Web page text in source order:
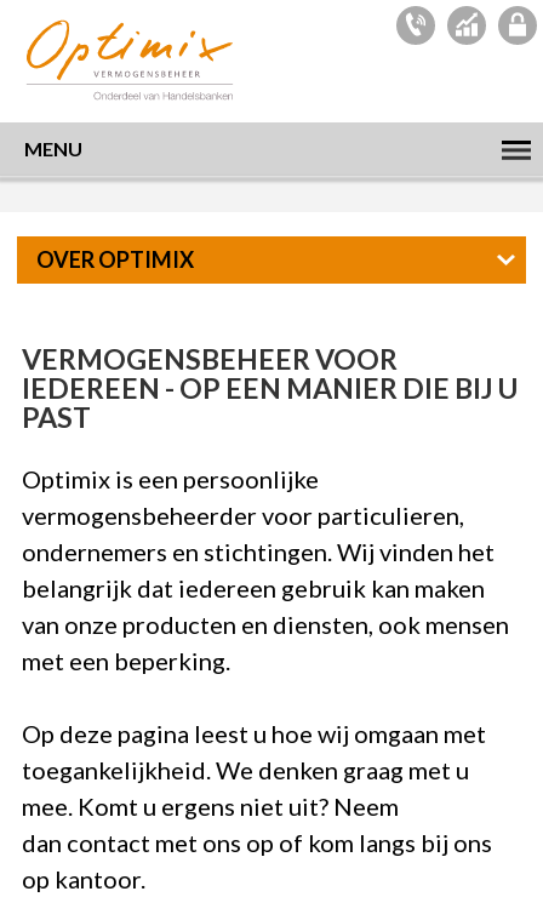
MENU
OVER OPTIMIX
VERMOGENSBEHEER VOOR
IEDEREEN - OP EEN MANIER DIE BIJ U
PAST
Optimix is een persoonlijke
vermogensbeheerder voor particulieren,
ondernemers en stichtingen. Wij vinden het
belangrijk dat iedereen gebruik kan maken
van onze producten en diensten, ook mensen
met een beperking.
Op deze pagina leest u hoe wij omgaan met
toegankelijkheid. We denken graag met u
mee. Komt u ergens niet uit? Neem
dan contact met ons op of kom langs bij ons
op kantoor.